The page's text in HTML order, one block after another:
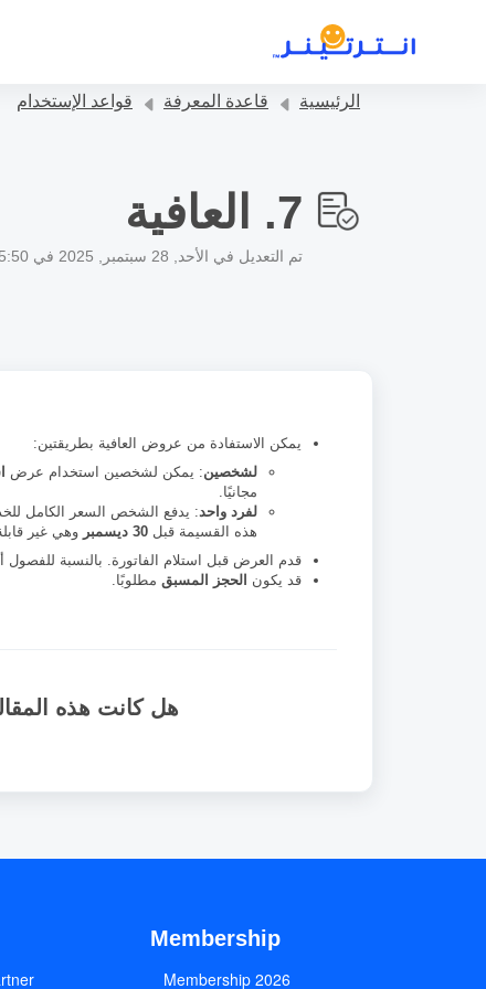
الرئيسية قاعدة المعرفة قواعد الإستخدام
7. العافية
تم التعديل في الأحد, 28 سبتمبر, 2025 في 5:50 م
يمكن الاستفادة من عروض العافية بطريقتين:
لشخصين: يمكن لشخصين استخدام عرض
مجانيًا.
لفرد واحد: يدفع الشخص السعر الكامل
هذه القسيمة قبل 30 ديسمبر
وهي غير
قدم العرض قبل استلام الفاتورة. بالنسبة
قد يكون الحجز المسبق مطلوبًا.
هل كانت هذه
Membership
2026 Membership